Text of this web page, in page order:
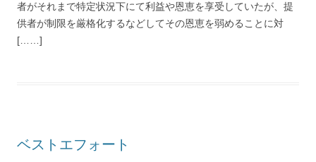
者がそれまで特定状況下にて利益や恩恵を享受していたが、提
供者が制限を厳格化するなどしてその恩恵を弱めることに対
[……]
ベストエフォート